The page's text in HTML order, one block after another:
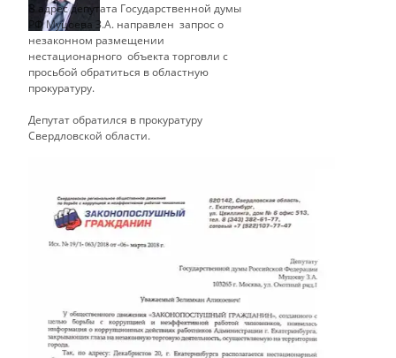
В адрес депутата Государственной думы
РФ Муцоева З.А. направлен запрос о
незаконном размещении
нестационарного объекта торговли с
просьбой обратиться в областную
прокуратуру.
Депутат обратился в прокуратуру
Свердловской области.